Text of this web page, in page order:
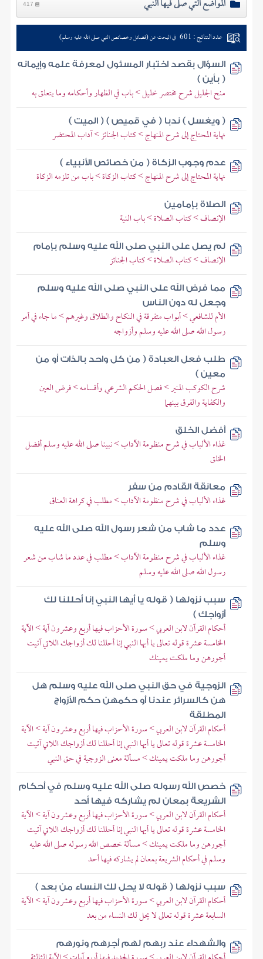
المواضع التي صلى فيها النبي 417
عدد النتائج : 601 في البحث عن (فضائل وخصائص النبي صلى الله عليه وسلم)
السؤال بقصد اختبار المسئول لمعرفة علمه وإيمانه
( بأين )
منح الجليل شرح مختصر خليل > باب في الظهار وأحكامه وما يتعلق به
( ويغسل ) ندبا ( في قميص ) ( الميت )
نهاية المحتاج إلى شرح المنهاج > كتاب الجنائز > آداب المحتضر
عدم وجوب الزكاة ( من خصائص الأنبياء )
نهاية المحتاج إلى شرح المنهاج > كتاب الزكاة > باب من تلزمه الزكاة
الصلاة بإمامين
الإنصاف > كتاب الصلاة > باب النية
لم يصل على النبي صلى الله عليه وسلم بإمام
الإنصاف > كتاب الصلاة > كتاب الجنائز
مما فرض الله على النبي صلى الله عليه وسلم
وجعل له دون الناس
الأم للشافعي > أبواب متفرقة في النكاح والطلاق وغيرهم > ما جاء في أمر
رسول الله صلى الله عليه وسلم وأزواجه
طلب فعل العبادة ( من كل واحد بالذات أو من
معين )
شرح الكوكب المنير > فصل الحكم الشرعي وأقسامه > فرض العين
والكفاية والفرق بينهما
أفضل الخلق
غذاء الألباب في شرح منظومة الآداب > نبينا صلى الله عليه وسلم أفضل
الخلق
معانقة القادم من سفر
غذاء الألباب في شرح منظومة الآداب > مطلب في كراهة العناق
عدد ما شاب من شعر رسول الله صلى الله عليه
وسلم
غذاء الألباب في شرح منظومة الآداب > مطلب في عدد ما شاب من شعر
رسول الله صلى الله عليه وسلم
سبب نزولها ( قوله يا أيها النبي إنا أحللنا لك
أزواجك )
أحكام القرآن لابن العربي > سورة الأحزاب فيها أربع وعشرون آية > الآية
الخامسة عشرة قوله تعالى يا أيها النبي إنا أحللنا لك أزواجك اللاتي آتيت
أجورهن وما ملكت يمينك
الزوجية في حق النبي صلى الله عليه وسلم هل
هن كالسرائر عندنا أو حكمهن حكم الأزواج
المطلقة
أحكام القرآن لابن العربي > سورة الأحزاب فيها أربع وعشرون آية > الآية
الخامسة عشرة قوله تعالى يا أيها النبي إنا أحللنا لك أزواجك اللاتي آتيت
أجورهن وما ملكت يمينك > مسألة معنى الزوجية في حق النبي
خصص الله رسوله صلى الله عليه وسلم في أحكام
الشريعة بمعان لم يشاركه فيها أحد
أحكام القرآن لابن العربي > سورة الأحزاب فيها أربع وعشرون آية > الآية
الخامسة عشرة قوله تعالى يا أيها النبي إنا أحللنا لك أزواجك اللاتي آتيت
أجورهن وما ملكت يمينك > مسألة خصص الله رسوله صلى الله عليه
وسلم في أحكام الشريعة بمعان لم يشاركه فيها أحد
سبب نزولها ( قوله لا يحل لك النساء من بعد )
أحكام القرآن لابن العربي > سورة الأحزاب فيها أربع وعشرون آية > الآية
السابعة عشرة قوله تعالى لا يحل لك النساء من بعد
والشهداء عند ربهم لهم أجرهم ونورهم